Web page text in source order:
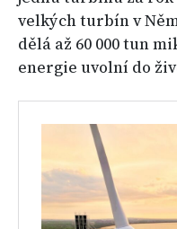
velkých turbín v
dělá až 60 000 tun
energie uvolní do